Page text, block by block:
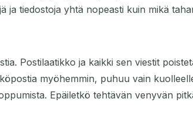
ja tiedostoja yhtä nopeasti kuin mikä
Postilaatikko ja kaikki sen viestit
myöhemmin, puhuu vain
Epäiletkö tehtävän venyvän